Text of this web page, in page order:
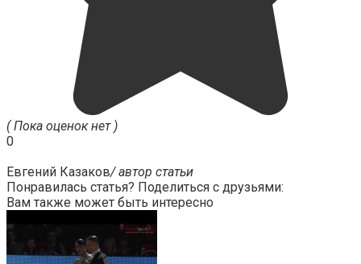
( Пока оценок нет )
0
Евгений Казаков/ автор статьи
Понравилась статья? Поделиться с друзьями:
Вам также может быть интересно